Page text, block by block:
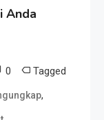
Anda
0 Tagged
,